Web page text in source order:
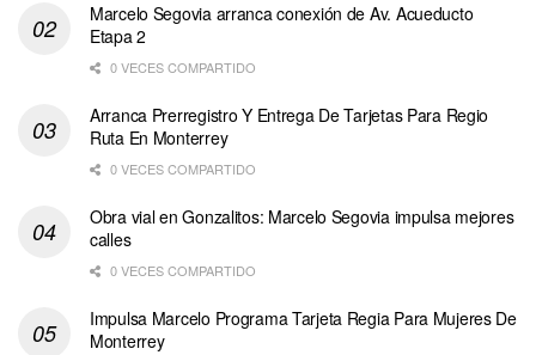
Marcelo Segovia arranca conexión de Av. Acueducto
Etapa 2
0 VECES COMPARTIDO
Arranca Prerregistro Y Entrega De Tarjetas Para Regio
Ruta En Monterrey
0 VECES COMPARTIDO
Obra vial en Gonzalitos: Marcelo Segovia impulsa mejores
calles
0 VECES COMPARTIDO
Impulsa Marcelo Programa Tarjeta Regia Para Mujeres De
Monterrey